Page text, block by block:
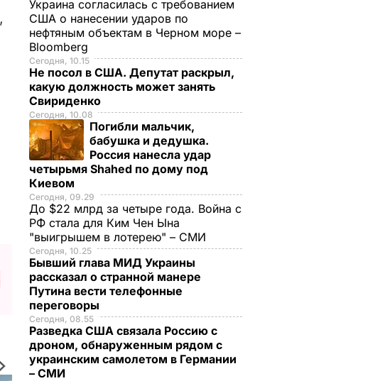
,
Украина согласилась с требованием
США о нанесении ударов по
нефтяным объектам в Черном море –
Bloomberg
Сегодня, 10.15
Не посол в США. Депутат раскрыл,
какую должность может занять
Свириденко
Сегодня, 10.08
Погибли мальчик,
бабушка и дедушка.
Россия нанесла удар
четырьмя Shahed по дому под
Киевом
Сегодня, 09.29
До $22 млрд за четыре года. Война с
РФ стала для Ким Чен Ына
"выигрышем в лотерею" – СМИ
Сегодня, 10.25
Бывший глава МИД Украины
рассказал о странной манере
Путина вести телефонные
переговоры
Сегодня, 08.55
Разведка США связала Россию с
дроном, обнаруженным рядом с
украинским самолетом в Германии
– СМИ